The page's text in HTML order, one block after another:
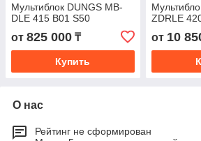
Мультиблок DUNGS MB-
DLE 415 B01 S50
от 825 000 ₸
Купить
ZDRLE
от 10
О нас
Рейтинг не сформирован